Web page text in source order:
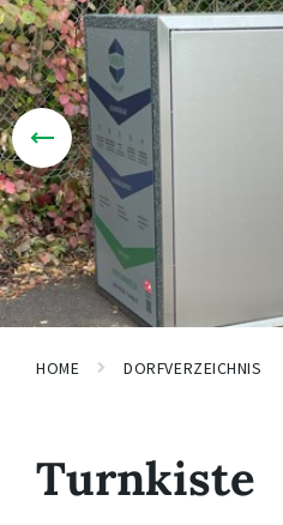
HOME DORFVERZEICHNIS
Turnkiste